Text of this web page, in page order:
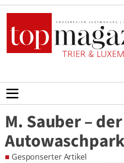
M. Sauber –
■ Gesponserter Artikel